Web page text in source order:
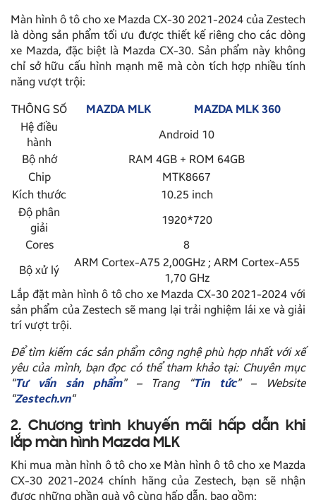
Màn hình ô tô cho xe Mazda CX-30 2021-2024 của Zestech
là dòng sản phẩm tối ưu được thiết kế riêng cho các dòng
xe Mazda, đặc biệt là Mazda CX-30. Sản phẩm này không
chỉ sở hữu cấu hình mạnh mẽ mà còn tích hợp nhiều tính
năng vượt trội:
THÔNG SỐ MAZDA MLK
MAZDA MLK 360
Hệ điều
hành
Android 10
Bộ nhớ
RAM 4GB + ROM 64GB
Chip
MTK8667
Kích thước
10.25 inch
Độ phân
giải
1920*720
Cores
8
Bộ xử lý
ARM Cortex-A75 2,00GHz ; ARM Cortex-A55
1,70 GHz
Lắp đặt màn hình ô tô cho xe Mazda CX-30 2021-2024 với
sản phẩm của Zestech sẽ mang lại trải nghiệm lái xe và giải
trí vượt trội.
Để tìm kiếm các sản phẩm công nghệ phù hợp nhất với xế
yêu của mình, bạn đọc có thể tham khảo tại: Chuyên mục
“Tư vấn sản phẩm” – Trang “Tin tức” – Website
“Zestech.vn“
2. Chương trình khuyến mãi hấp dẫn khi
lắp màn hình Mazda MLK
Khi mua màn hình ô tô cho xe Màn hình ô tô cho xe Mazda
CX-30 2021-2024 chính hãng của Zestech, bạn sẽ nhận
được những phần quà vô cùng hấp dẫn, bao gồm: